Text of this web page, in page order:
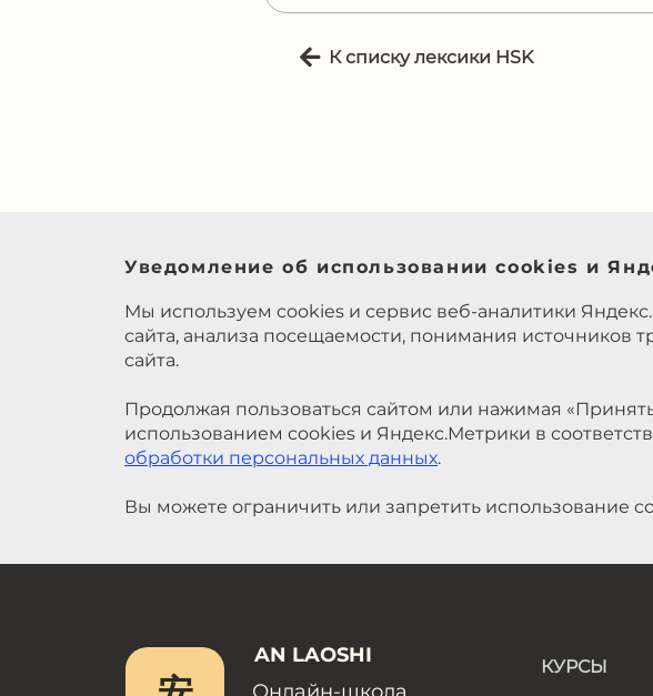
К списку лексики HSK
Уведомление об использовании cookies и
Мы используем cookies и сервис веб-аналитики
сайта, анализа посещаемости, понимания источников
сайта.
Продолжая пользоваться сайтом или нажимая
использованием cookies и Яндекс.Метрики в
обработки персональных данных.
Вы можете ограничить или запретить использование
AN LAOSHI
КУРСЫ